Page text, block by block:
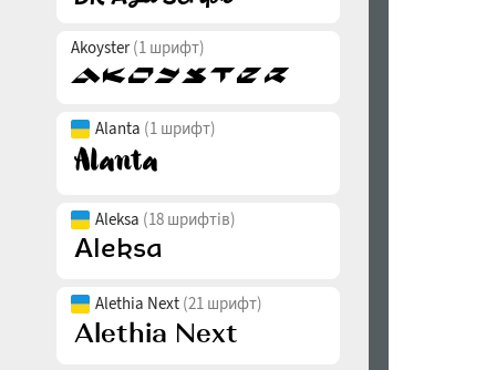
Akoyster(1 шрифт)
Alanta (1 шрифт)
Aleksa (18 шрифтів)
Alethia Next (21 шрифт)